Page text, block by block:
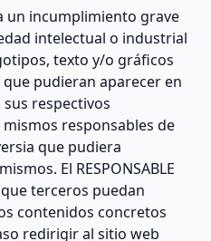
un incumplimiento grave
intelectual o industrial
texto y/o gráficos
que pudieran aparecer en
respectivos
responsables de
que pudiera
El RESPONSABLE
terceros puedan
contenidos concretos
redirigir al sitio web